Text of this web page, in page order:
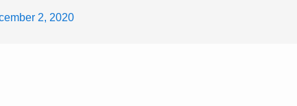
2, 2020